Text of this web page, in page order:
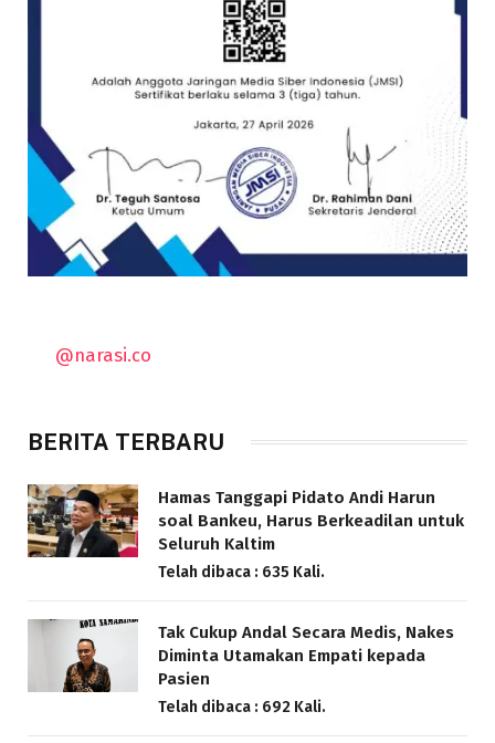
@narasi.co
BERITA TERBARU
Hamas Tanggapi Pidato Andi Harun
soal Bankeu, Harus Berkeadilan untuk
Seluruh Kaltim
Telah dibaca : 635 Kali.
Tak Cukup Andal Secara Medis, Nakes
Diminta Utamakan Empati kepada
Pasien
Telah dibaca : 692 Kali.